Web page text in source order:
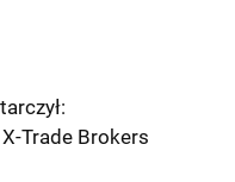
Trade Brokers